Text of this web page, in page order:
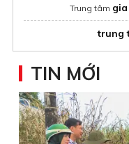
Trung tâm
trung
TIN MỚI